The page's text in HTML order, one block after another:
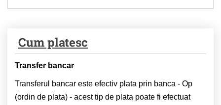
Cum platesc
Transfer bancar
Transferul bancar este efectiv plata prin banca - Op
(ordin de plata) - acest tip de plata poate fi efectuat